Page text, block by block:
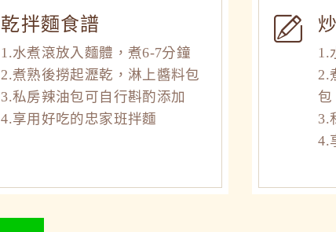
乾拌麵食譜
1.水煮滾放入麵體，煮6-7分鐘
2.煮熟後撈起瀝乾，淋上醬料包
3.私房辣油包可自行斟酌添加
4.享用好吃的忠家班拌麵
1.
2.
包
3.
4.